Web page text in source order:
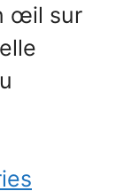
œil sur